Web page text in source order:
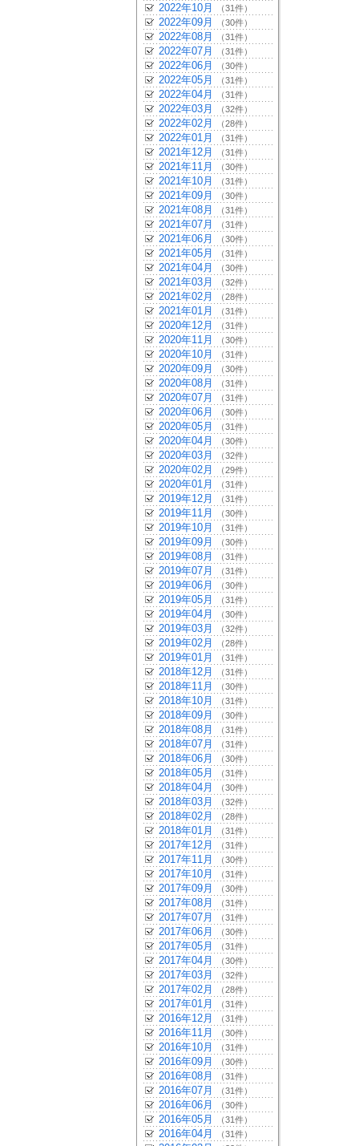
2022年10月 （31件）
2022年09月 （30件）
2022年08月 （31件）
2022年07月 （31件）
2022年06月 （30件）
2022年05月 （31件）
2022年04月 （31件）
2022年03月 （32件）
2022年02月 （28件）
2022年01月 （31件）
2021年12月 （31件）
2021年11月 （30件）
2021年10月 （31件）
2021年09月 （30件）
2021年08月 （31件）
2021年07月 （31件）
2021年06月 （30件）
2021年05月 （31件）
2021年04月 （30件）
2021年03月 （32件）
2021年02月 （28件）
2021年01月 （31件）
2020年12月 （31件）
2020年11月 （30件）
2020年10月 （31件）
2020年09月 （30件）
2020年08月 （31件）
2020年07月 （31件）
2020年06月 （30件）
2020年05月 （31件）
2020年04月 （30件）
2020年03月 （32件）
2020年02月 （29件）
2020年01月 （31件）
2019年12月 （31件）
2019年11月 （30件）
2019年10月 （31件）
2019年09月 （30件）
2019年08月 （31件）
2019年07月 （31件）
2019年06月 （30件）
2019年05月 （31件）
2019年04月 （30件）
2019年03月 （32件）
2019年02月 （28件）
2019年01月 （31件）
2018年12月 （31件）
2018年11月 （30件）
2018年10月 （31件）
2018年09月 （30件）
2018年08月 （31件）
2018年07月 （31件）
2018年06月 （30件）
2018年05月 （31件）
2018年04月 （30件）
2018年03月 （32件）
2018年02月 （28件）
2018年01月 （31件）
2017年12月 （31件）
2017年11月 （30件）
2017年10月 （31件）
2017年09月 （30件）
2017年08月 （31件）
2017年07月 （31件）
2017年06月 （30件）
2017年05月 （31件）
2017年04月 （30件）
2017年03月 （32件）
2017年02月 （28件）
2017年01月 （31件）
2016年12月 （31件）
2016年11月 （30件）
2016年10月 （31件）
2016年09月 （30件）
2016年08月 （31件）
2016年07月 （31件）
2016年06月 （30件）
2016年05月 （31件）
2016年04月 （31件）